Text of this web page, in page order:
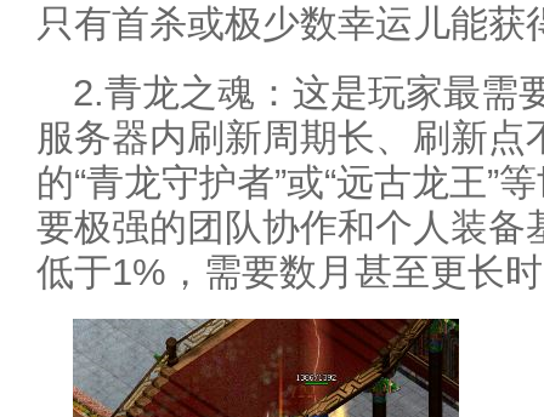
只有首杀或极少数幸运儿能获
2.青龙之魂：这是玩家最需
服务器内刷新周期长、刷新
的“青龙守护者”或“远古龙王”
要极强的团队协作和个人装备
低于1%，需要数月甚至更长